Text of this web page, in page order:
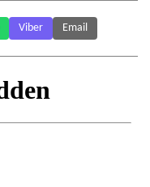
Viber Email